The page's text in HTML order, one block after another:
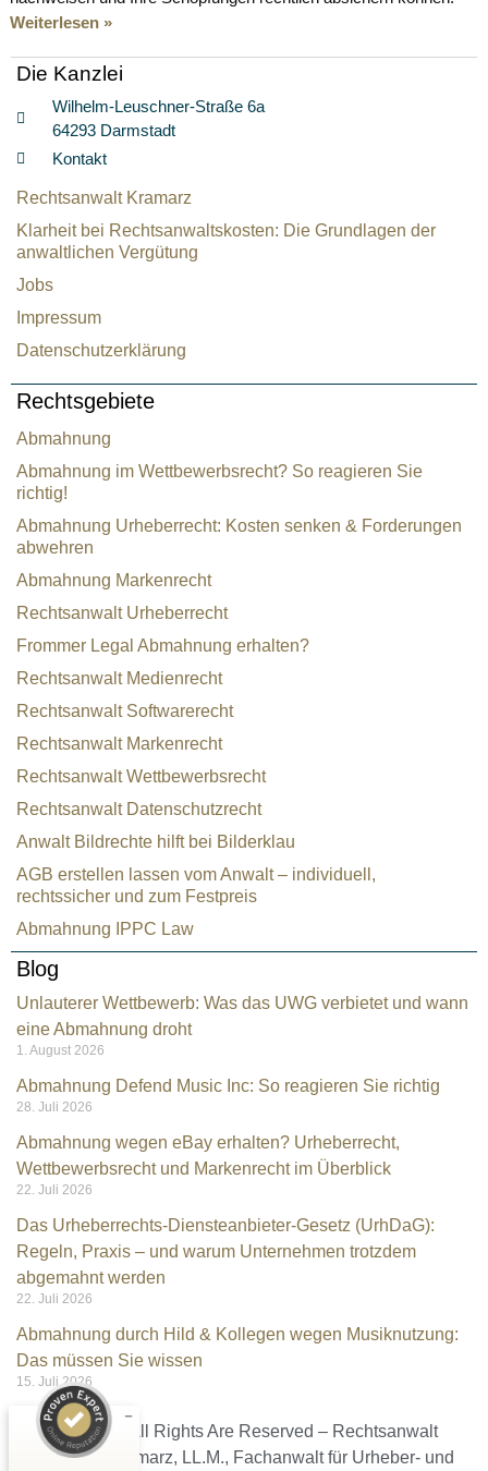
Weiterlesen »
Die Kanzlei
Wilhelm-Leuschner-Straße 6a
64293 Darmstadt
Kontakt
Rechtsanwalt Kramarz
Klarheit bei Rechtsanwaltskosten: Die Grundlagen der
anwaltlichen Vergütung
Jobs
Impressum
Datenschutzerklärung
Rechtsgebiete
Abmahnung
Abmahnung im Wettbewerbsrecht? So reagieren Sie
richtig!
Abmahnung Urheberrecht: Kosten senken & Forderungen
abwehren
Abmahnung Markenrecht
Rechtsanwalt Urheberrecht
Frommer Legal Abmahnung erhalten?
Rechtsanwalt Medienrecht
Rechtsanwalt Softwarerecht
Rechtsanwalt Markenrecht
Rechtsanwalt Wettbewerbsrecht
Rechtsanwalt Datenschutzrecht
Anwalt Bildrechte hilft bei Bilderklau
AGB erstellen lassen vom Anwalt – individuell,
rechtssicher und zum Festpreis
Abmahnung IPPC Law
Blog
Unlauterer Wettbewerb: Was das UWG verbietet und wann
eine Abmahnung droht
1. August 2026
Abmahnung Defend Music Inc: So reagieren Sie richtig
28. Juli 2026
Abmahnung wegen eBay erhalten? Urheberrecht,
Wettbewerbsrecht und Markenrecht im Überblick
22. Juli 2026
Das Urheberrechts-Diensteanbieter-Gesetz (UrhDaG):
Regeln, Praxis – und warum Unternehmen trotzdem
abgemahnt werden
22. Juli 2026
Abmahnung durch Hild & Kollegen wegen Musiknutzung:
Das müssen Sie wissen
15. Juli 2026
Ⓒ 2026 – All Rights Are Reserved – Rechtsanwalt
Christian Kramarz, LL.M., Fachanwalt für Urheber- und
Kundenbewertungen und Erfahrungen zu
Rechtsanwalt Kramarz
100
%
Empfehlungen auf
SEHR GUT
4,96
/
5,00
9
Bewertungen auf
140